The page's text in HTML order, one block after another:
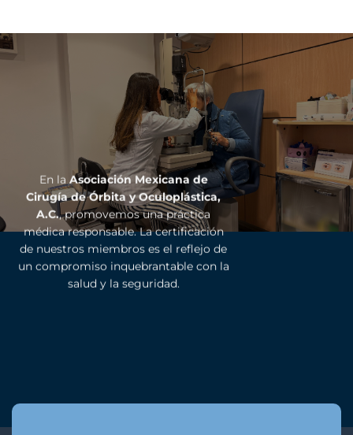
En la Asociación Mexicana de
Cirugía de Órbita y Oculoplástica,
A.C., promovemos una práctica
médica responsable. La certificación
de nuestros miembros es el reflejo de
un compromiso inquebrantable con la
salud y la seguridad.